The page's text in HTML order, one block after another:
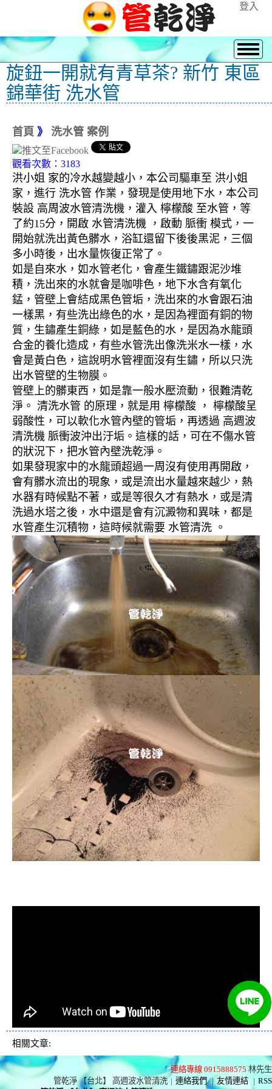
登入
旋鈕一開就有青草茶? 新竹 東區
錦華街 洗水管
首頁 》 洗水管 案例
觀看次數：3183
洪小姐 家的冷水越變越小，本公司驅車至 洪小姐
家，進行 洗水管 作業，發現是使用地下水，本公司
裝設 高周波水管清洗機，灌入 檸檬酸 至水管，等
了約15分，開啟 水管清洗機 ，啟動 脈衝 模式，一
開始就洗出黃色髒水，浴缸還留下後後黑泥，三個
多小時後，出水量恢復正常了。
如是自來水，如水管老化，會產生鐵鏽跟泥沙堆
積，洗出來的水就會是咖啡色，地下水含有氧化
錳，管壁上會結成黑色管垢，洗出來的水會跟石油
一樣黑，有些洗出綠色的水，是因為裡面有銅的物
質，生鏽產生銅綠，如是藍色的水，是因為水龍頭
合金的養化造成，有些水管洗出像洗米水一樣，水
會是黃白色，這說明水管裡面沒有生鏽，所以只洗
出水管壁的生物膜。
管壁上的髒東西，如是靠一般水壓流動，很難清乾
淨。 清洗水管 的原理，就是用 檸檬酸 ， 檸檬酸呈
弱酸性，可以軟化水管內壁的管垢，再透過 高週波
清洗機 脈衝波沖出汙垢。這樣的話，可在不傷水管
的狀況下，把水管內壁洗乾淨。
如果發現家中的水龍頭超過一周沒有使用再開啟，
會有髒水流出的現象，或是流出水量越來越少，熱
水器有時候點不著，或是等很久才有熱水，或是清
洗過水塔之後，水中還是會有沉澱物和異味，都是
水管產生沉積物，這時候就需要 水管清洗 。
相關文章:
連絡專線 0915888575 林先生
管乾淨 【台北】 高週波水管清洗 | 連絡我們 | 友情連結 | RSS